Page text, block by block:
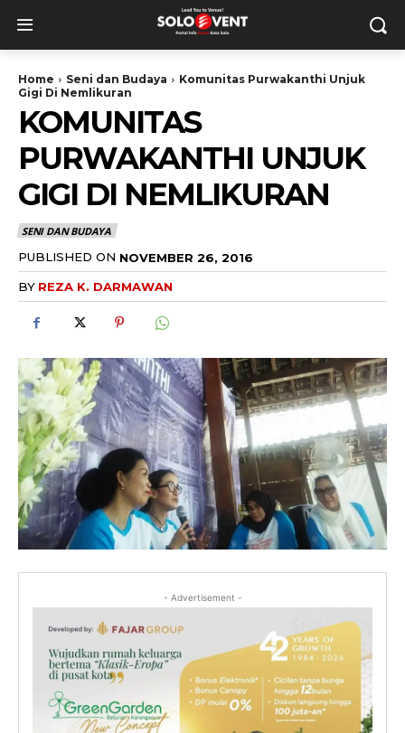
Home Seni dan Budaya
Komunitas Purwakanthi Unjuk
Gigi Di Nemlikuran
KOMUNITAS
PURWAKANTHI UNJUK
GIGI DI NEMLIKURAN
SENI DAN BUDAYA
PUBLISHED ON NOVEMBER 26, 2016
BY REZA K. DARMAWAN
- Advertisement -